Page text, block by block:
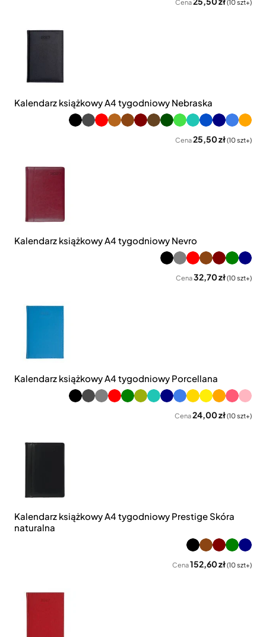
Cena (10 szt+)
Kalendarz książkowy A4 tygodniowy Nebraska
Cena25,50 zł(10 szt+)
Kalendarz książkowy A4 tygodniowy Nevro
Cena32,70 zł(10 szt+)
Kalendarz książkowy A4 tygodniowy Porcellana
Cena24,00 zł(10 szt+)
Kalendarz książkowy A4 tygodniowy Prestige Skóra
naturalna
Cena152,60 zł(10 szt+)